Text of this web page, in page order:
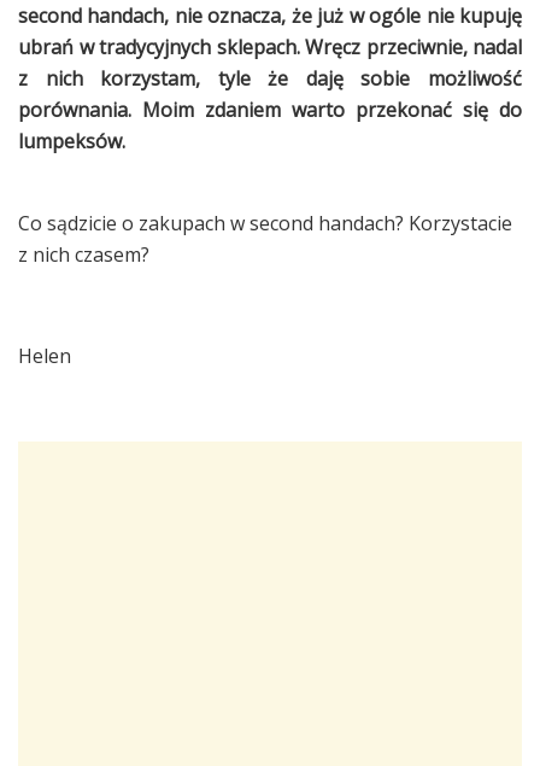
second handach, nie oznacza, że już w ogóle nie kupuję
ubrań w tradycyjnych sklepach. Wręcz przeciwnie, nadal
z nich korzystam, tyle że daję sobie możliwość
porównania. Moim zdaniem warto przekonać się do
lumpeksów.
Co sądzicie o zakupach w second handach? Korzystacie
z nich czasem?
Helen